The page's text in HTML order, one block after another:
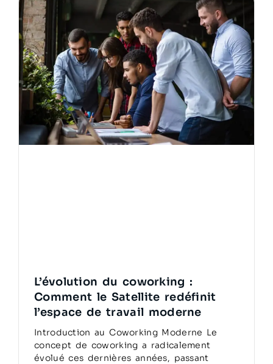
L’évolution du coworking :
Comment le Satellite redéfinit
l’espace de travail moderne
Introduction au Coworking Moderne Le
concept de coworking a radicalement
évolué ces dernières années, passant